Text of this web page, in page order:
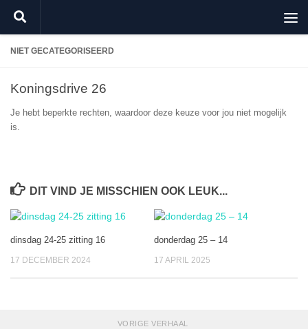
Doorgaan naar inhoud
NIET GECATEGORISEERD
Koningsdrive 26
Je hebt beperkte rechten, waardoor deze keuze voor jou niet mogelijk
is.
DIT VIND JE MISSCHIEN OOK LEUK...
dinsdag 24-25 zitting 16
17 DECEMBER 2024
donderdag 25 – 14
17 APRIL 2025
VORIGE VERHAAL